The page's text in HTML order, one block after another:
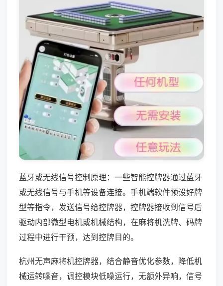
蓝牙或无线信号控制原理：一些智能控牌器通过蓝牙
或无线信号与手机等设备连接。手机端软件预设好牌
型等指令，发送信号给控牌器，控牌器接收到信号后
驱动内部微型电机或机械结构，在麻将机洗牌、码牌
过程中进行干预，达到控牌目的。
杭州无声麻将机控牌器，结合静音优化参数，降低机
械运转噪音，调控模块低噪运行，无额外异响，信号